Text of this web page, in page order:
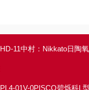
HD-11中村：Nikkato日陶氧化铝
PL4-01V-0PISCO碧烁科L型